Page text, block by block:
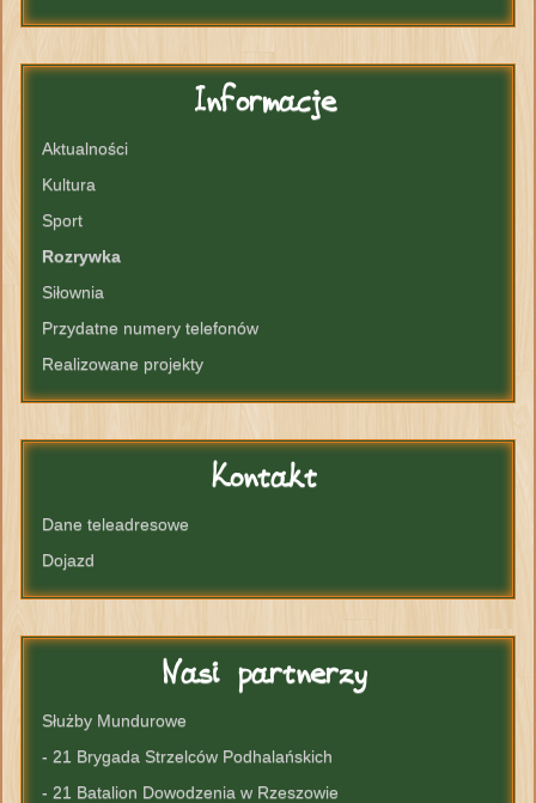
Informacje
Aktualności
Kultura
Sport
Rozrywka
Siłownia
Przydatne numery telefonów
Realizowane projekty
Kontakt
Dane teleadresowe
Dojazd
Nasipartnerzy
Służby Mundurowe
- 21 Brygada Strzelców Podhalańskich
- 21 Batalion Dowodzenia w Rzeszowie